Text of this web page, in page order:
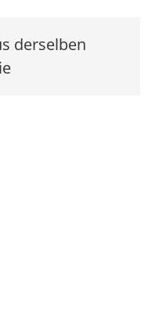
derselben